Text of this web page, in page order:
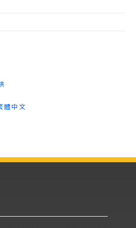
體中文